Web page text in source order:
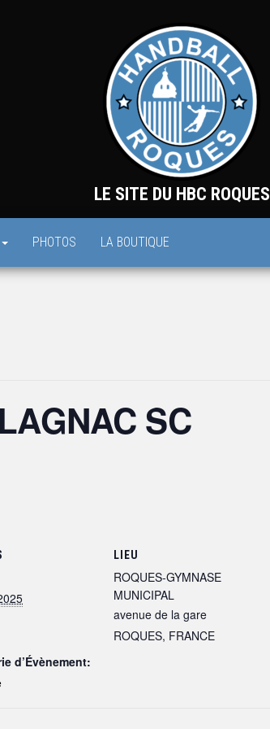
LE SITE DU HBC ROQUES
PHOTOS LA BOUTIQUE
SC
d’Évènement:
LIEU
ROQUES-GYMNASE
MUNICIPAL
avenue de la gare
ROQUES, FRANCE